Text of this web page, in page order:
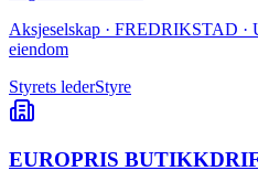
Aksjeselskap · FREDRIKSTAD ·
eiendom
Styrets lederStyre
EUROPRIS